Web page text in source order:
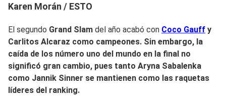
Karen Morán / ESTO
El segundo Grand Slam del año acabó con Coco Gauff y
Carlitos Alcaraz como campeones. Sin embargo, la
caída de los número uno del mundo en la final no
significó gran cambio, pues tanto Aryna Sabalenka
como Jannik Sinner se mantienen como las raquetas
líderes del ranking.